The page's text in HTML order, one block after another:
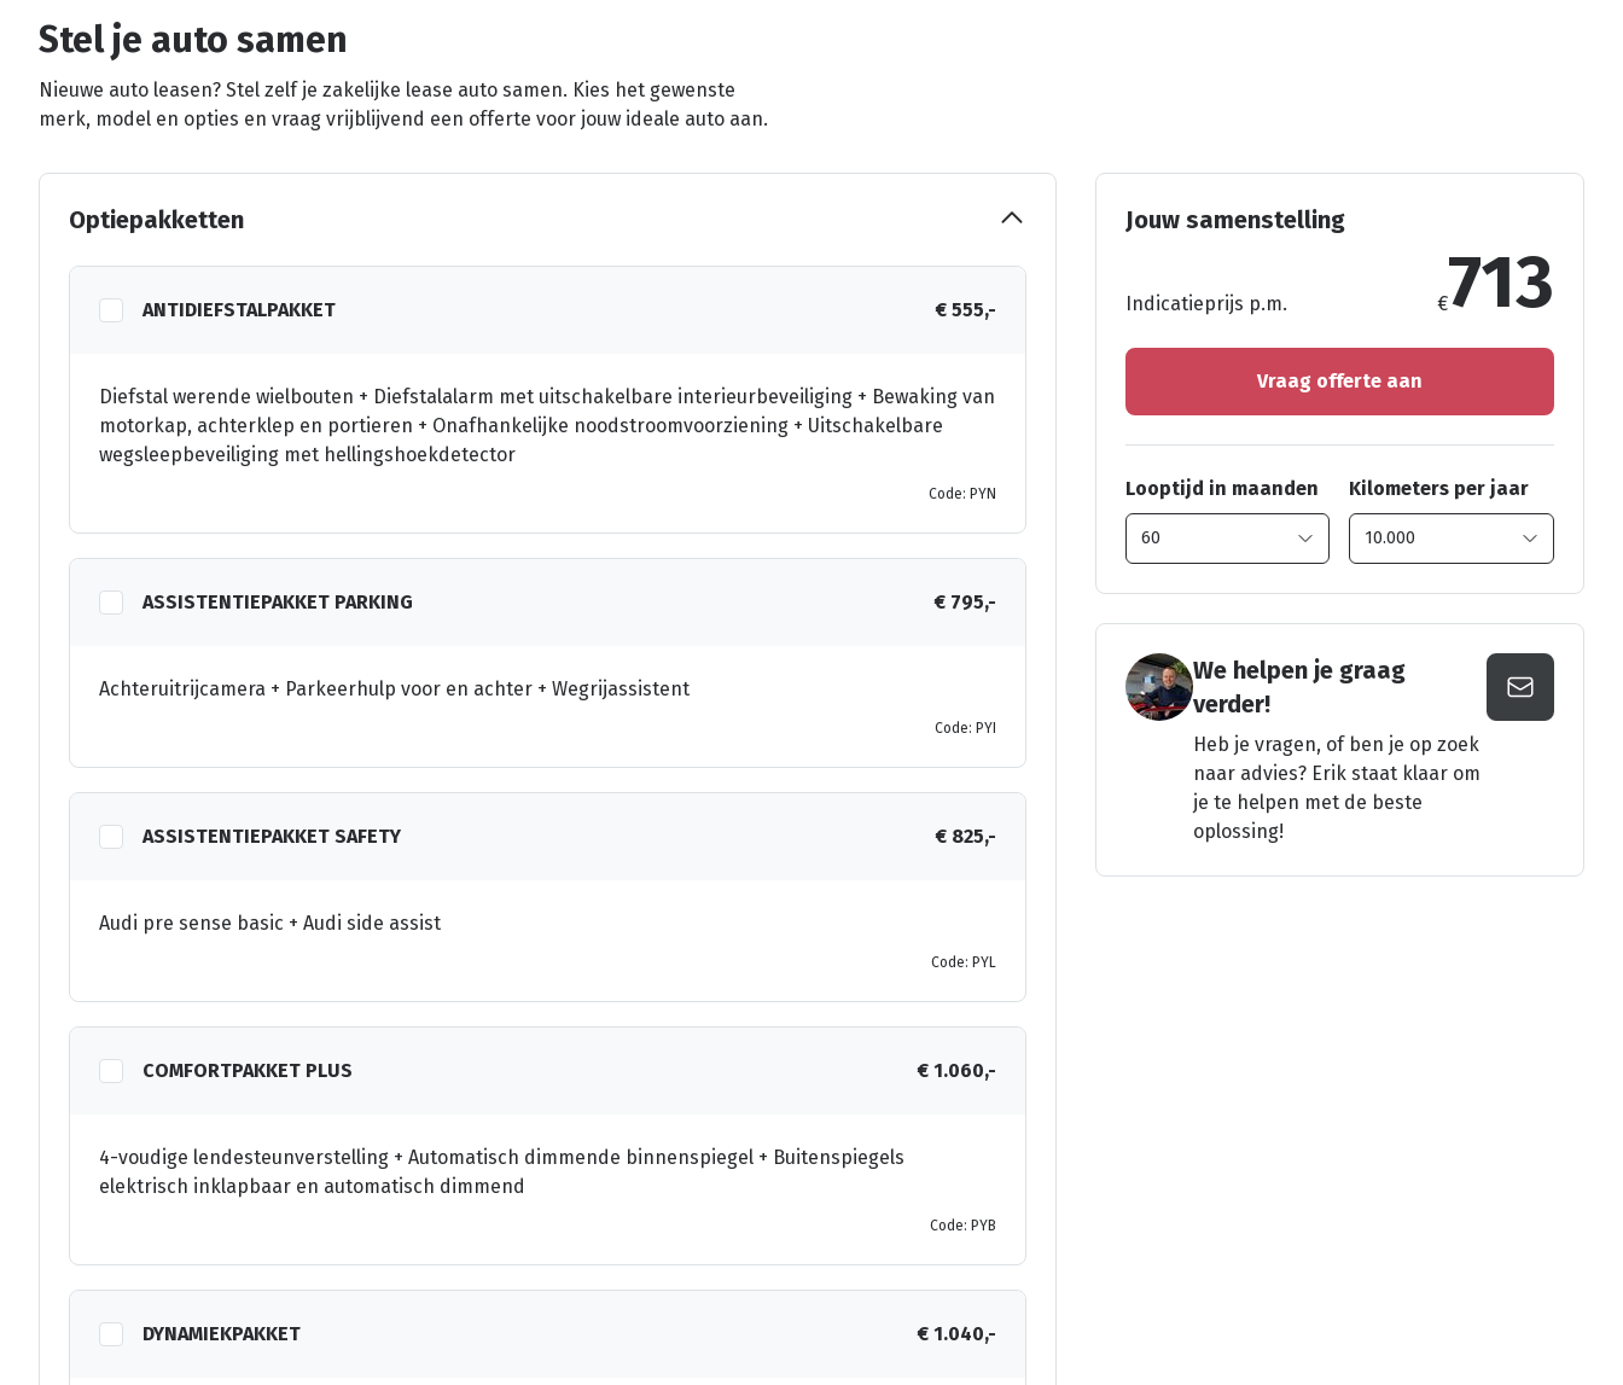
Stel je auto samen
Nieuwe auto leasen? Stel zelf je zakelijke lease auto samen. Kies het gewenste
merk, model en opties en vraag vrijblijvend een offerte voor jouw ideale auto aan.
Optiepakketten
ANTIDIEFSTALPAKKET € 555,-
Diefstal werende wielbouten + Diefstalalarm met uitschakelbare interieurbeveiliging + Bewaking van
motorkap, achterklep en portieren + Onafhankelijke noodstroomvoorziening + Uitschakelbare
wegsleepbeveiliging met hellingshoekdetector
Code: PYN
ASSISTENTIEPAKKET PARKING € 795,-
Achteruitrijcamera + Parkeerhulp voor en achter + Wegrijassistent
Code: PYI
ASSISTENTIEPAKKET SAFETY € 825,-
Audi pre sense basic + Audi side assist
Code: PYL
COMFORTPAKKET PLUS € 1.060,-
4-voudige lendesteunverstelling + Automatisch dimmende binnenspiegel + Buitenspiegels
elektrisch inklapbaar en automatisch dimmend
Code: PYB
DYNAMIEKPAKKET € 1.040,-
Jouw samenstelling
Indicatieprijs p.m. €713
Vraag offerte aan
Looptijd in maanden Kilometers per jaar
We helpen je graag
verder!
Heb je vragen, of ben je op zoek
naar advies? Erik staat klaar om
je te helpen met de beste
oplossing!